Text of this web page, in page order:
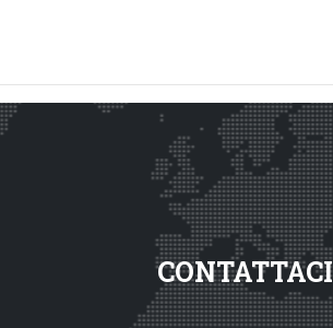
CONTATTACI